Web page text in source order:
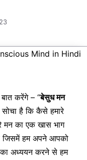
Mind in Hindi
करेंगे – “बेसुध मन
है कि कैसे हमारे
मन का एक खास भाग
जिसमें हम अपने आपको
अध्ययन करने से हम